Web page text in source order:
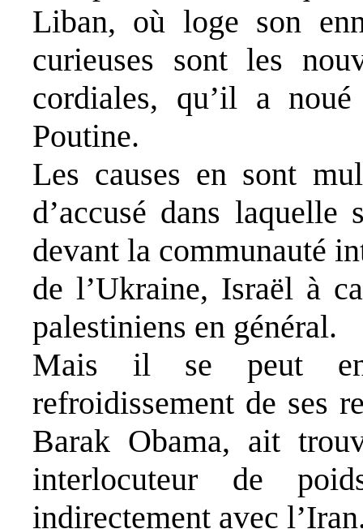
Liban, où loge son
curieuses sont les
cordiales, qu’il a
Poutine.
Les causes en sont
d’accusé dans
devant la communauté
de l’Ukraine, Israël à
palestiniens en général.
Mais il se peut
refroidissement de ses
Barak Obama, ait
interlocuteur de
indirectement avec